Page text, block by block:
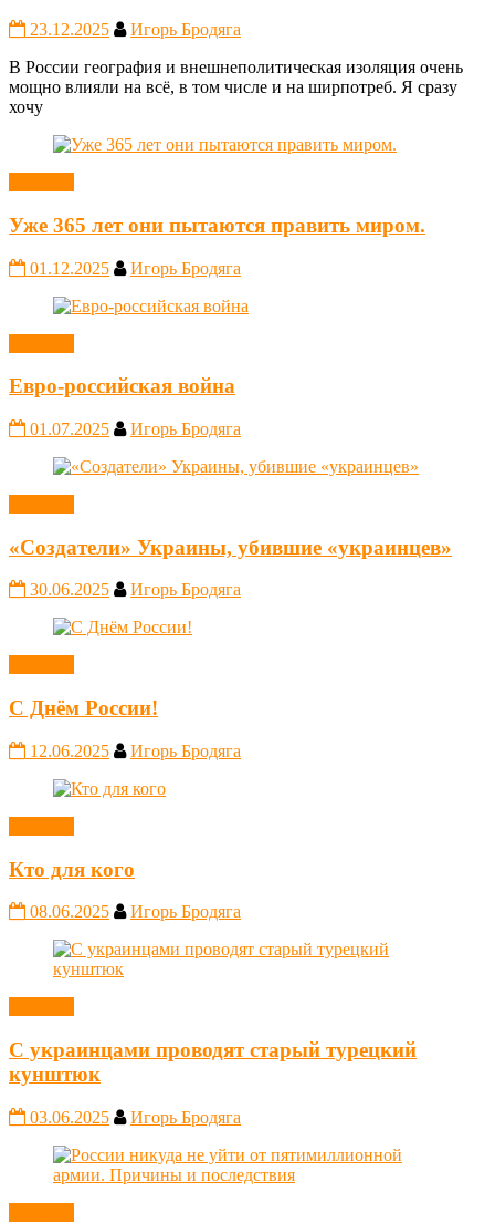
23.12.2025
Игорь Бродяга
В России география и внешнеполитическая изоляция очень
мощно влияли на всё, в том числе и на ширпотреб. Я сразу
хочу
Уже 365 лет они пытаются править миром.
01.12.2025 Игорь Бродяга
Евро-российская война
01.07.2025 Игорь Бродяга
«Создатели» Украины, убившие «украинцев»
30.06.2025 Игорь Бродяга
С Днём России!
12.06.2025 Игорь Бродяга
Кто для кого
08.06.2025 Игорь Бродяга
С украинцами проводят старый турецкий
кунштюк
03.06.2025 Игорь Бродяга